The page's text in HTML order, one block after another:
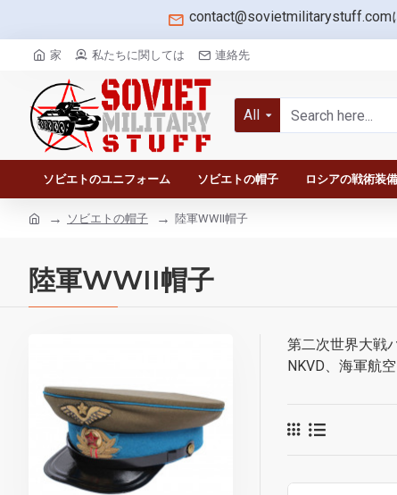
contact@sovietmilitarystuff.com
家 私たちに関しては 連絡先
All
ソビエトのユニフォーム ソビエトの帽子 ロシアの戦術装備
ソビエトの帽子 陸軍WWII帽子
陸軍WWII帽子
第二次世界大戦
NKVD、海軍航